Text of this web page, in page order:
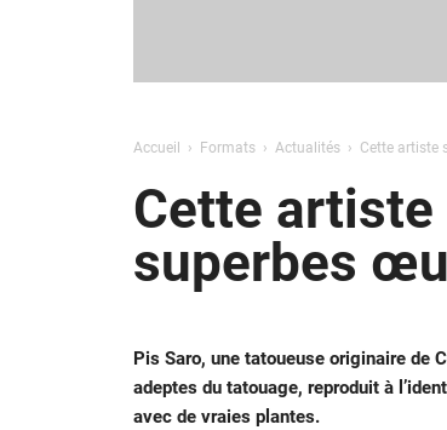
Accueil Formats Actualités Cette artiste
Cette artiste
superbes
Pis Saro, une tatoueuse originaire de
adeptes du tatouage, reproduit à
avec de vraies plantes.